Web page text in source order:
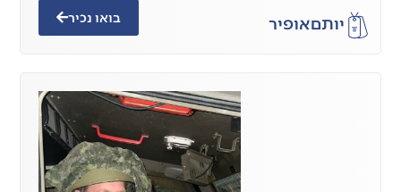
יותםאופיר בואו נכיר